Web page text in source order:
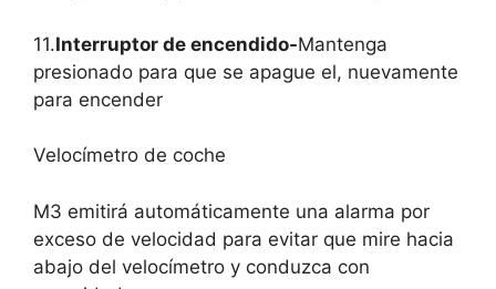
11.Interruptor de encendido-Mantenga
presionado para que se apague el, nuevamente
para encender
Velocímetro de coche
M3 emitirá automáticamente una alarma por
exceso de velocidad para evitar que mire hacia
abajo del velocímetro y conduzca con